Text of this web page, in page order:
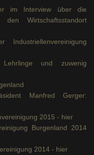
im Interview über die
Wirtschaftsstandort
Industriellenvereinigung
Lehrlinge und zuwenig
Manfred Gerger:
2015 - hier
Burgenland 2014
2014 - hier